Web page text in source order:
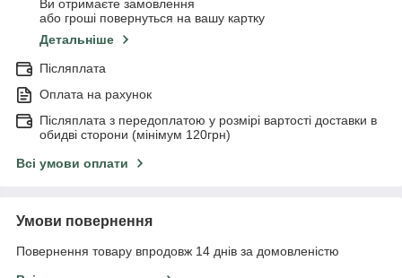
Ви отримаєте замовлення
або гроші повернуться на вашу картку
Детальніше
Післяплата
Оплата на рахунок
Післяплата з передоплатою у розмірі вартості доставки в
обидві сторони (мінімум 120грн)
Всі умови оплати
Умови повернення
Повернення товару впродовж 14 днів за домовленістю